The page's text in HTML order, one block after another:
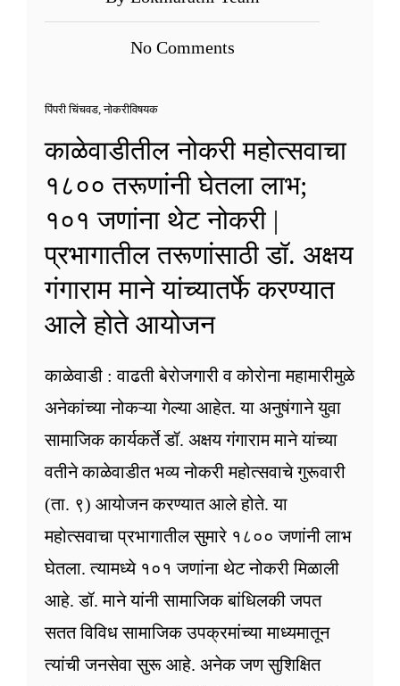
No Comments
पिंपरी चिंचवड,नोकरीविषयक
काळेवाडीतील नोकरी महोत्सवाचा
१८०० तरूणांनी घेतला लाभ;
१०१ जणांना थेट नोकरी |
प्रभागातील तरूणांसाठी डॉ. अक्षय
गंगाराम माने यांच्यातर्फे करण्यात
आले होते आयोजन
काळेवाडी : वाढती बेरोजगारी व कोरोना महामारीमुळे
अनेकांच्या नोकऱ्या गेल्या आहेत. या अनुषंगाने युवा
सामाजिक कार्यकर्ते डॉ. अक्षय गंगाराम माने यांच्या
वतीने काळेवाडीत भव्य नोकरी महोत्सवाचे गुरूवारी
(ता. ९) आयोजन करण्यात आले होते. या
महोत्सवाचा प्रभागातील सुमारे १८०० जणांनी लाभ
घेतला. त्यामध्ये १०१ जणांना थेट नोकरी मिळाली
आहे. डॉ. माने यांनी सामाजिक बांधिलकी जपत
सतत विविध सामाजिक उपक्रमांच्या माध्यमातून
त्यांची जनसेवा सुरू आहे. अनेक जण सुशिक्षित